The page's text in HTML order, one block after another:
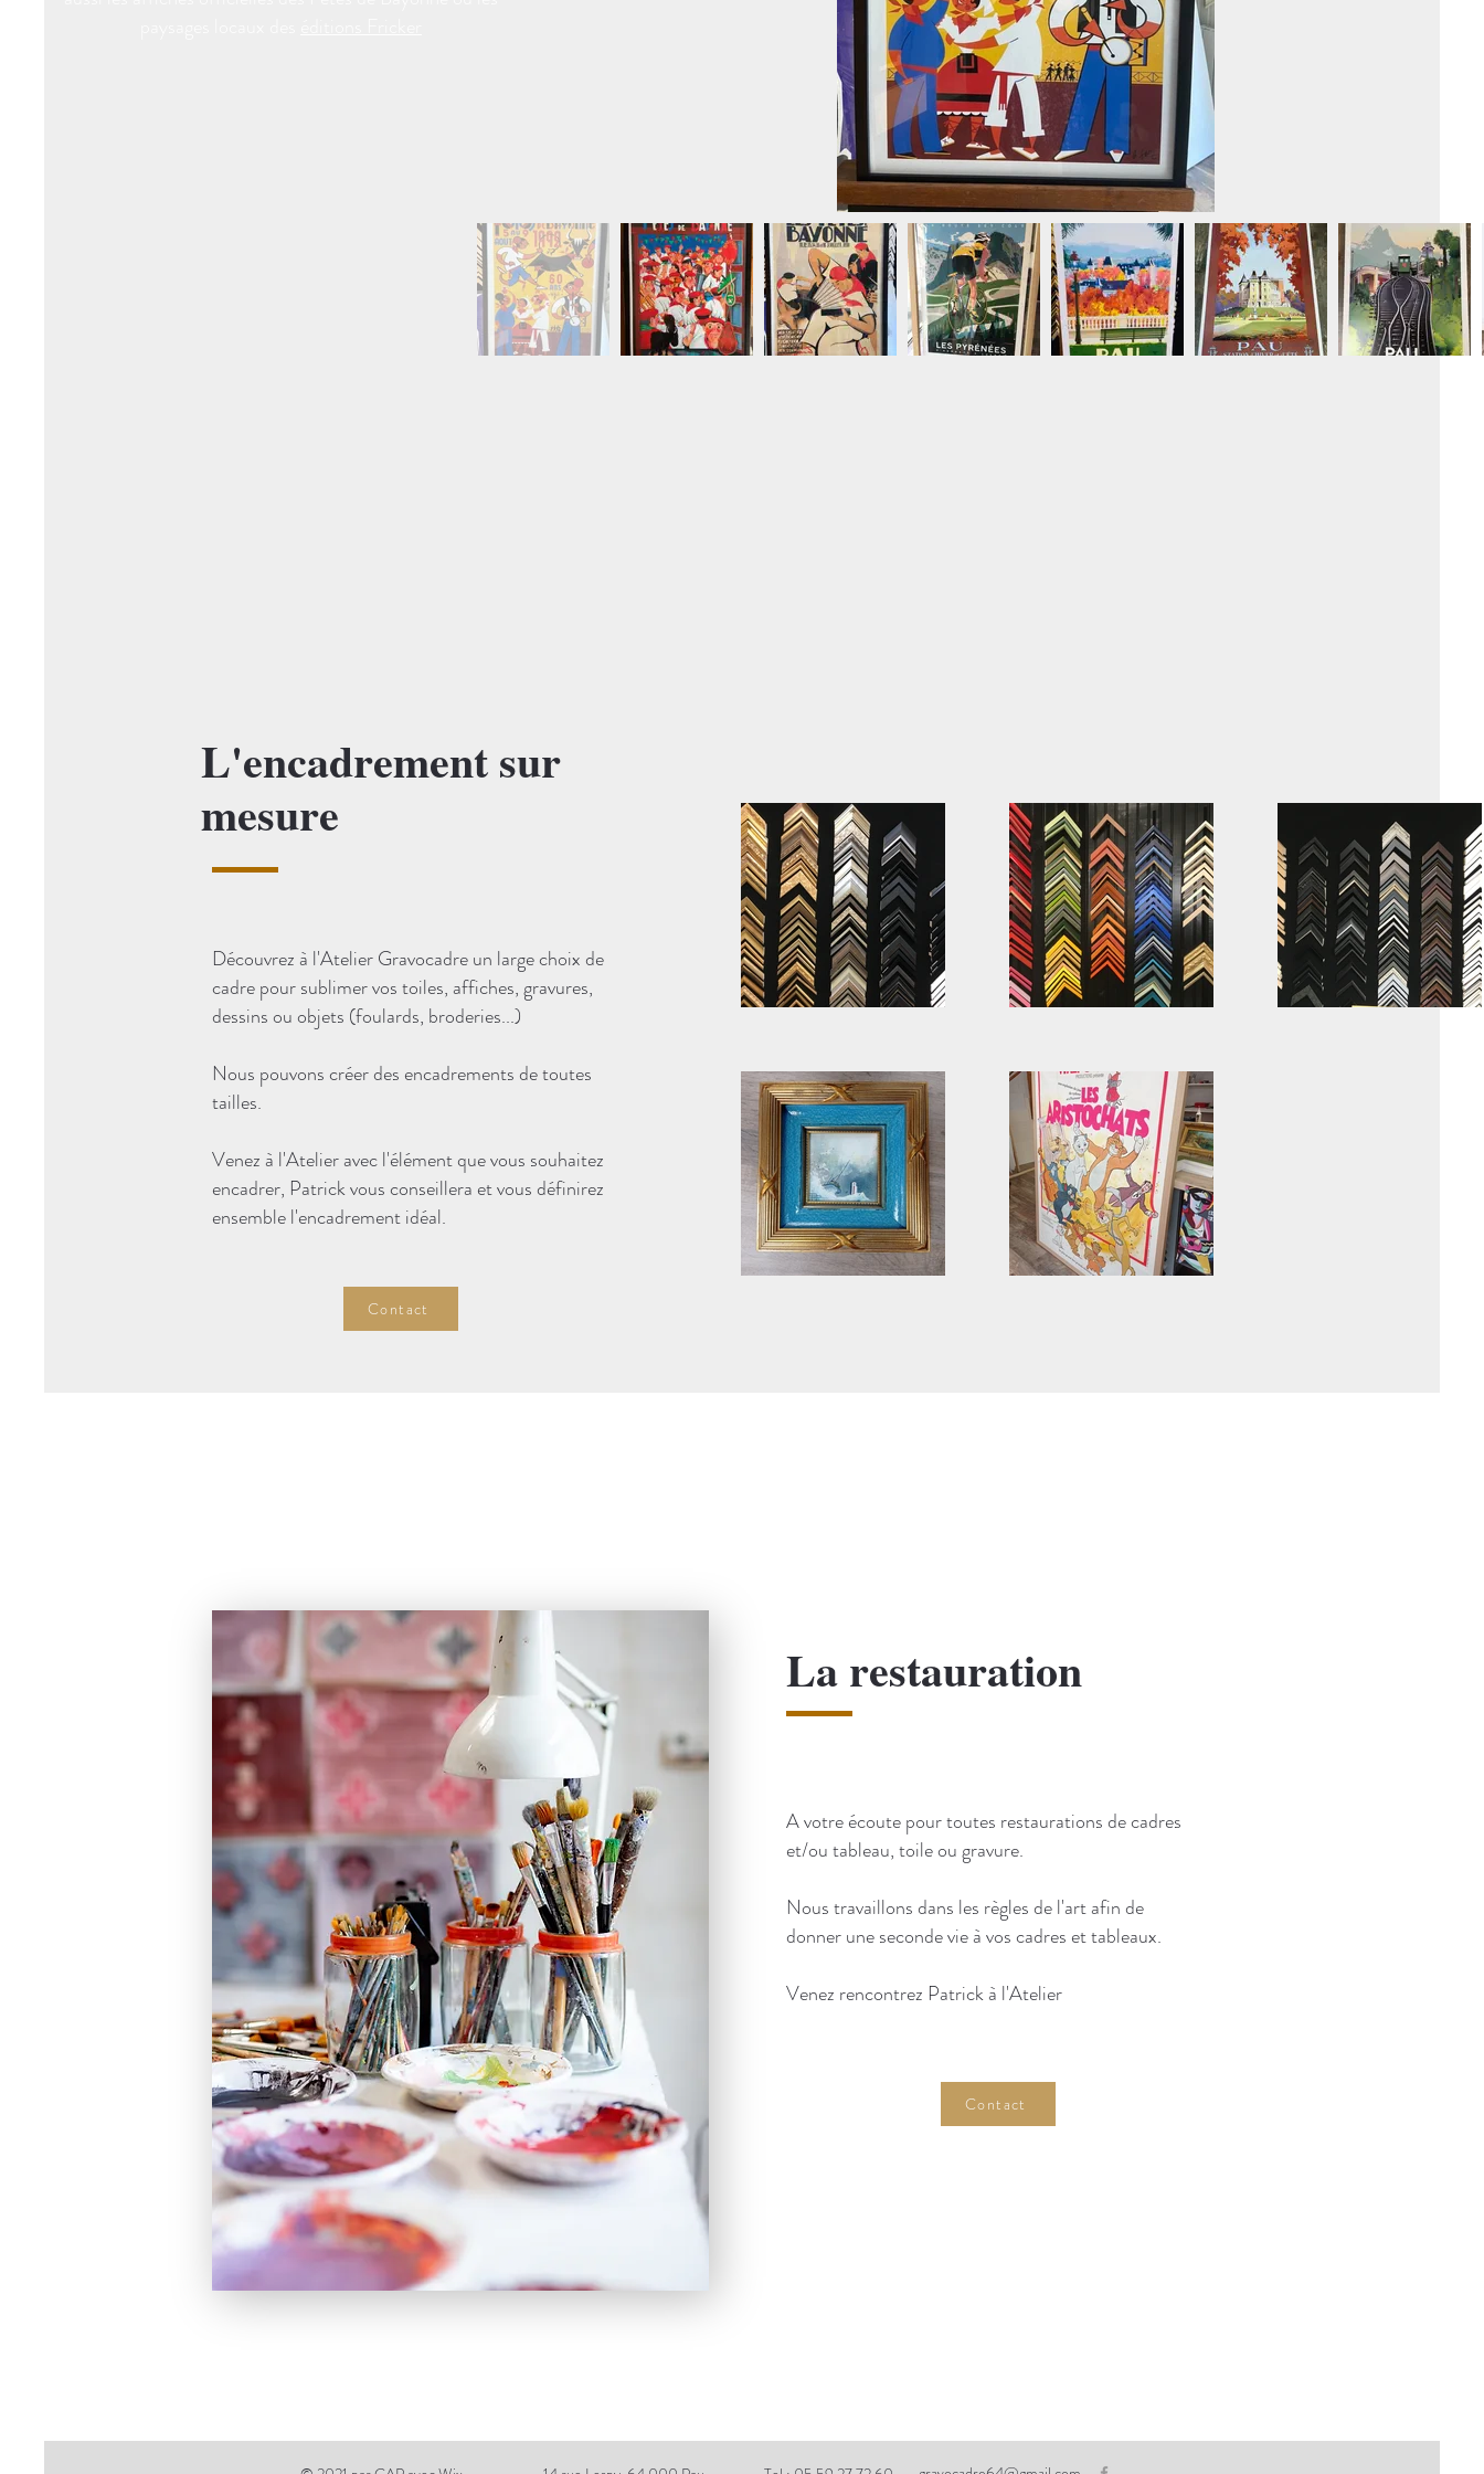
L'encadrement sur
mesure
Découvrez à l'Atelier Gravocadre un large choix de
cadre pour sublimer vos toiles, affiches, gravures,
dessins ou objets (foulards, broderies...)
Nous pouvons créer des encadrements de toutes
tailles.
Venez à l'Atelier avec l'élément que vous souhaitez
encadrer, Patrick vous conseillera et vous définirez
ensemble l'encadrement idéal.
Contact
La restauration
A votre écoute pour toutes restaurations de cadres
et/ou tableau, toile ou gravure.
Nous travaillons dans les règles de l'art afin de
donner une seconde vie à vos cadres et tableaux.
Venez rencontrez Patrick à l'Atelier
Contact